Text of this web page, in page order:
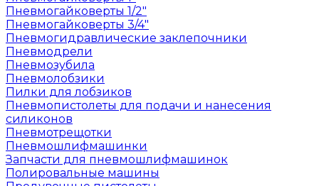
Пневмогайковерты 1/2"
Пневмогайковерты 3/4"
Пневмогидравлические заклепочники
Пневмодрели
Пневмозубила
Пневмолобзики
Пилки для лобзиков
Пневмопистолеты для подачи и нанесения
силиконов
Пневмотрещотки
Пневмошлифмашинки
Запчасти для пневмошлифмашинок
Полировальные машины